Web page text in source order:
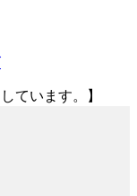
ています。】